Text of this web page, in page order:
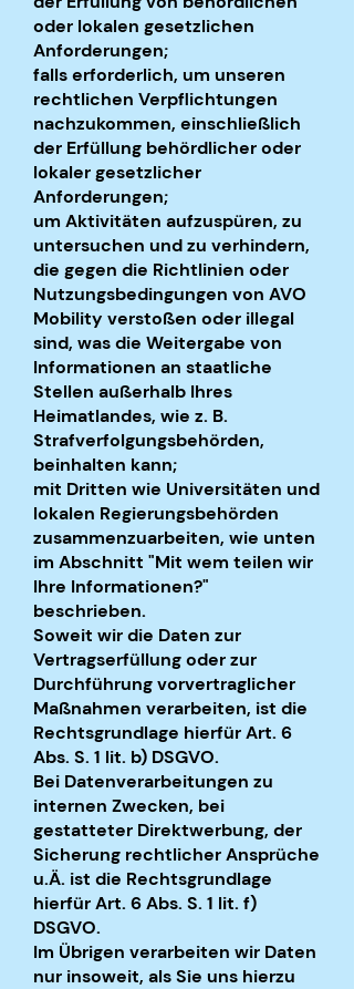
oder lokalen gesetzlichen
Anforderungen;
falls erforderlich, um unseren
rechtlichen Verpflichtungen
nachzukommen, einschließlich
der Erfüllung behördlicher oder
lokaler gesetzlicher
Anforderungen;
um Aktivitäten aufzuspüren, zu
untersuchen und zu verhindern,
die gegen die Richtlinien oder
Nutzungsbedingungen von AVO
Mobility verstoßen oder illegal
sind, was die Weitergabe von
Informationen an staatliche
Stellen außerhalb Ihres
Heimatlandes, wie z. B.
Strafverfolgungsbehörden,
beinhalten kann;
mit Dritten wie Universitäten und
lokalen Regierungsbehörden
zusammenzuarbeiten, wie unten
im Abschnitt "Mit wem teilen wir
Ihre Informationen?"
beschrieben.
Soweit wir die Daten zur
Vertragserfüllung oder zur
Durchführung vorvertraglicher
Maßnahmen verarbeiten, ist die
Rechtsgrundlage hierfür Art. 6
Abs. S. 1 lit. b) DSGVO.
Bei Datenverarbeitungen zu
internen Zwecken, bei
gestatteter Direktwerbung, der
Sicherung rechtlicher Ansprüche
u.Ä. ist die Rechtsgrundlage
hierfür Art. 6 Abs. S. 1 lit. f)
DSGVO.
Im Übrigen verarbeiten wir Daten
nur insoweit, als Sie uns hierzu